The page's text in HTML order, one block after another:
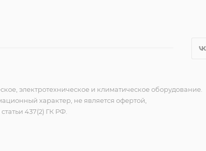
электротехническое и климатическое оборудование.
характер, не является офертой,
437(2) ГК РФ.